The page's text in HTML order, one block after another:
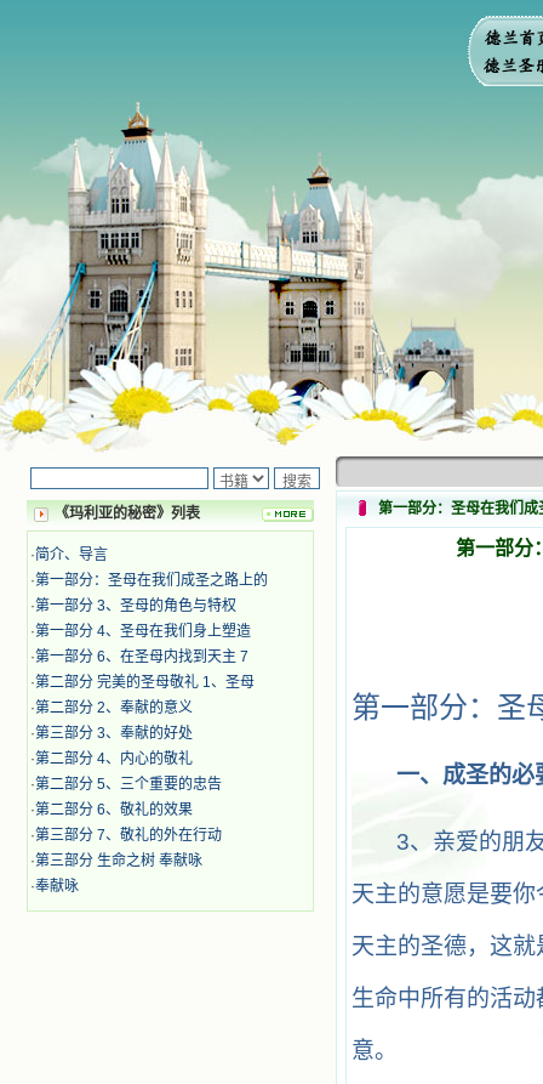
《玛利亚的秘密》列表
·简介、导言
·第一部分：圣母在我们成圣之路上的
·第一部分 3、圣母的角色与特权
·第一部分 4、圣母在我们身上塑造
·第一部分 6、在圣母内找到天主 7
·第二部分 完美的圣母敬礼 1、圣母
·第二部分 2、奉献的意义
·第三部分 3、奉献的好处
·第二部分 4、内心的敬礼
·第二部分 5、三个重要的忠告
·第二部分 6、敬礼的效果
·第三部分 7、敬礼的外在行动
·第三部分 生命之树 奉献咏
·奉献咏
第一部分：圣母在我们
第一部分
第一部分：圣
一、成圣的必
3、亲爱的朋
天主的意愿是要
天主的圣德，这
生命中所有的活
意。